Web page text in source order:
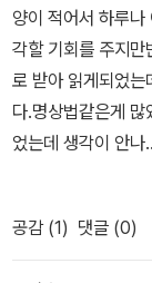
양이 적어서 하루
각할 기회를 주지
로 받아 읽게되었는
다.명상법같은게
었는데 생각이 안나
공감 (1) 댓글 (0)